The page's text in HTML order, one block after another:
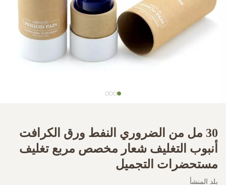
30 مل من الضروري النفط ورق الكرافت
أنبوب التغليف شعار مخصص مربع تغليف
مستحضرات التجميل
بلد المنشأ